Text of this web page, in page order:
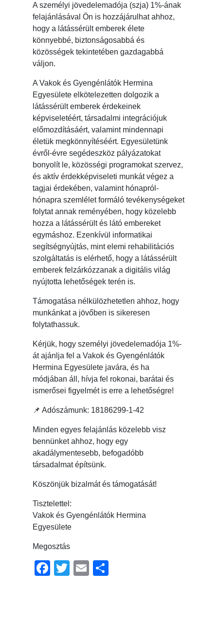
A személyi jövedelemadója (szja) 1%-ának
felajánlásával Ön is hozzájárulhat ahhoz,
hogy a látássérült emberek élete
könnyebbé, biztonságosabbá és
közösségek tekintetében gazdagabbá
váljon.
A Vakok és Gyengénlátók Hermina
Egyesülete elkötelezetten dolgozik a
látássérült emberek érdekeinek
képviseletéért, társadalmi integrációjuk
előmozdításáért, valamint mindennapi
életük megkönnyítéséért. Egyesületünk
évről-évre segédeszköz pályázatokat
bonyolít le, közösségi programokat szervez,
és aktív érdekképviseleti munkát végez a
tagjai érdekében, valamint hónapról-
hónapra szemlélet formáló tevékenységeket
folytat annak reményében, hogy közelebb
hozza a látássérült és látó embereket
egymáshoz. Ezenkívül informatikai
segítségnyújtás, mint elemi rehabilitációs
szolgáltatás is elérhető, hogy a látássérült
emberek felzárkózzanak a digitális világ
nyújtotta lehetőségek terén is.
Támogatása nélkülözhetetlen ahhoz, hogy
munkánkat a jövőben is sikeresen
folytathassuk.
Kérjük, hogy személyi jövedelemadója 1%-
át ajánlja fel a Vakok és Gyengénlátók
Hermina Egyesülete javára, és ha
módjában áll, hívja fel rokonai, barátai és
ismerősei figyelmét is erre a lehetőségre!
📌 Adószámunk: 18186299-1-42
Minden egyes felajánlás közelebb visz
bennünket ahhoz, hogy egy
akadálymentesebb, befogadóbb
társadalmat építsünk.
Köszönjük bizalmát és támogatását!
Tisztelettel:
Vakok és Gyengénlátók Hermina
Egyesülete
Megosztás
Facebook
TwitterEmail